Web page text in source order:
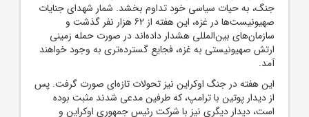
جنگ، به حیات سیاسی خود تداوم بخشد. شمار شهدای جنایات
صهیونیست‌ها در غزه، این هفته از 62 هزار نفر گذشت و
سازمان‌های بین‌المللی هشدار داده‌اند در صورت حمله زمینی
ارتش صهیونیستی به غزه، فجایع گسترده‌تری به وجود خواهند
آمد.
این هفته در جنگ اوکراین نیز تحولات تازه‌ای صورت گرفت. پس
از دیدار پوتین با ترامپ، که طرفین مدعی شدند مثبت بوده
است، دیدار دیگری نیز با شرکت رئیس‌ جمهوری اوکراین و